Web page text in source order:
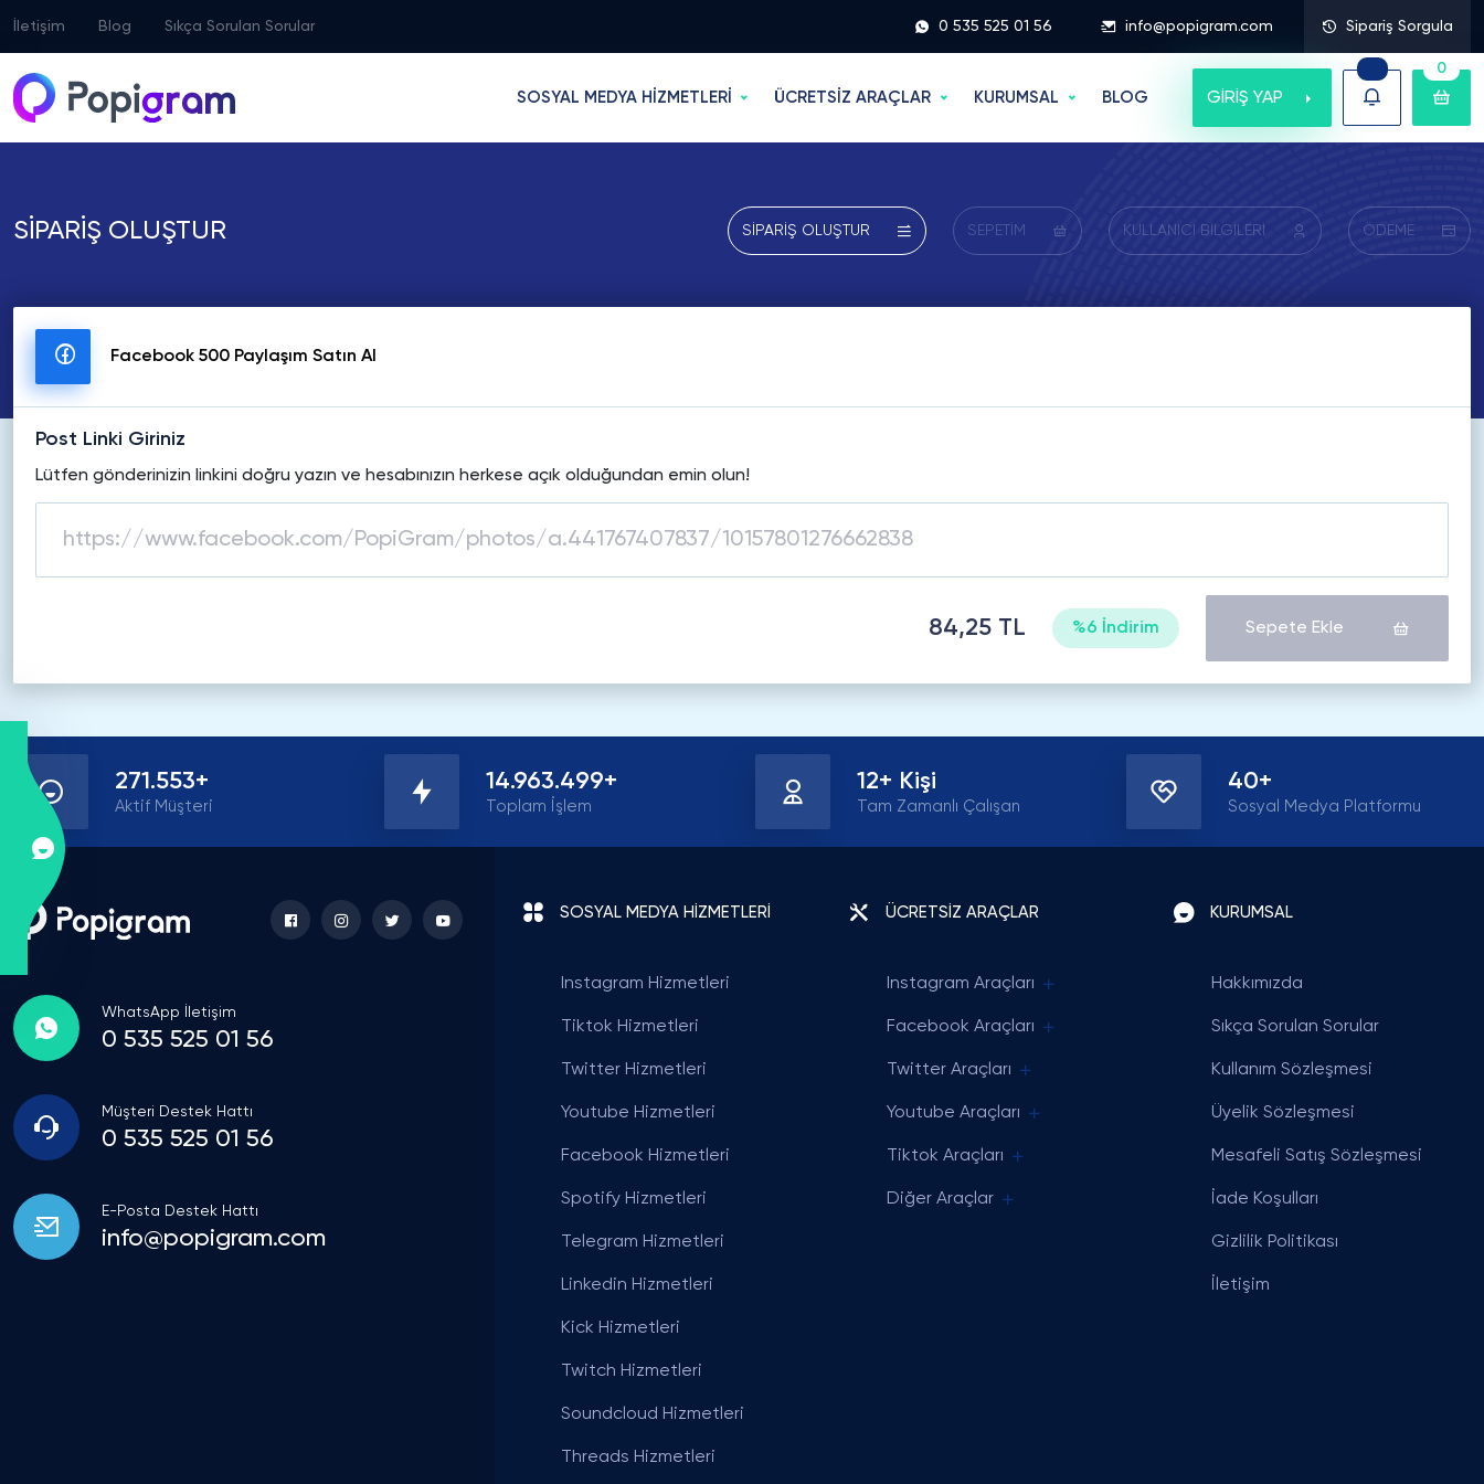
İletişim Blog Sıkça Sorulan Sorular 0 535 525 01 56 info@popigram.com Sipariş Sorgula
SOSYAL MEDYA HİZMETLERİ ÜCRETSİZ ARAÇLAR KURUMSAL BLOG GİRİŞ YAP
0
SİPARİŞ OLUŞTUR SİPARİŞ OLUŞTUR SEPETİM KULLANICI BİLGİLERİ ÖDEME
Facebook 500 Paylaşım Satın Al
Post Linki Giriniz
Lütfen gönderinizin linkini doğru yazın ve hesabınızın herkese açık olduğundan emin olun!
84,25 TL %6 İndirim Sepete Ekle
271.553+
Aktif Müşteri
14.963.499+
Toplam İşlem
12+ Kişi
Tam Zamanlı Çalışan
40+
Sosyal Medya Platformu
WhatsApp İletişim
0 535 525 01 56
Müşteri Destek Hattı
0 535 525 01 56
E-Posta Destek Hattı
info@popigram.com
SOSYAL MEDYA HİZMETLERİ
Instagram Hizmetleri
Tiktok Hizmetleri
Twitter Hizmetleri
Youtube Hizmetleri
Facebook Hizmetleri
Spotify Hizmetleri
Telegram Hizmetleri
Linkedin Hizmetleri
Kick Hizmetleri
Twitch Hizmetleri
Soundcloud Hizmetleri
Threads Hizmetleri
ÜCRETSİZ ARAÇLAR
Instagram Araçları
Facebook Araçları
Twitter Araçları
Youtube Araçları
Tiktok Araçları
Diğer Araçlar
KURUMSAL
Hakkımızda
Sıkça Sorulan Sorular
Kullanım Sözleşmesi
Üyelik Sözleşmesi
Mesafeli Satış Sözleşmesi
İade Koşulları
Gizlilik Politikası
İletişim